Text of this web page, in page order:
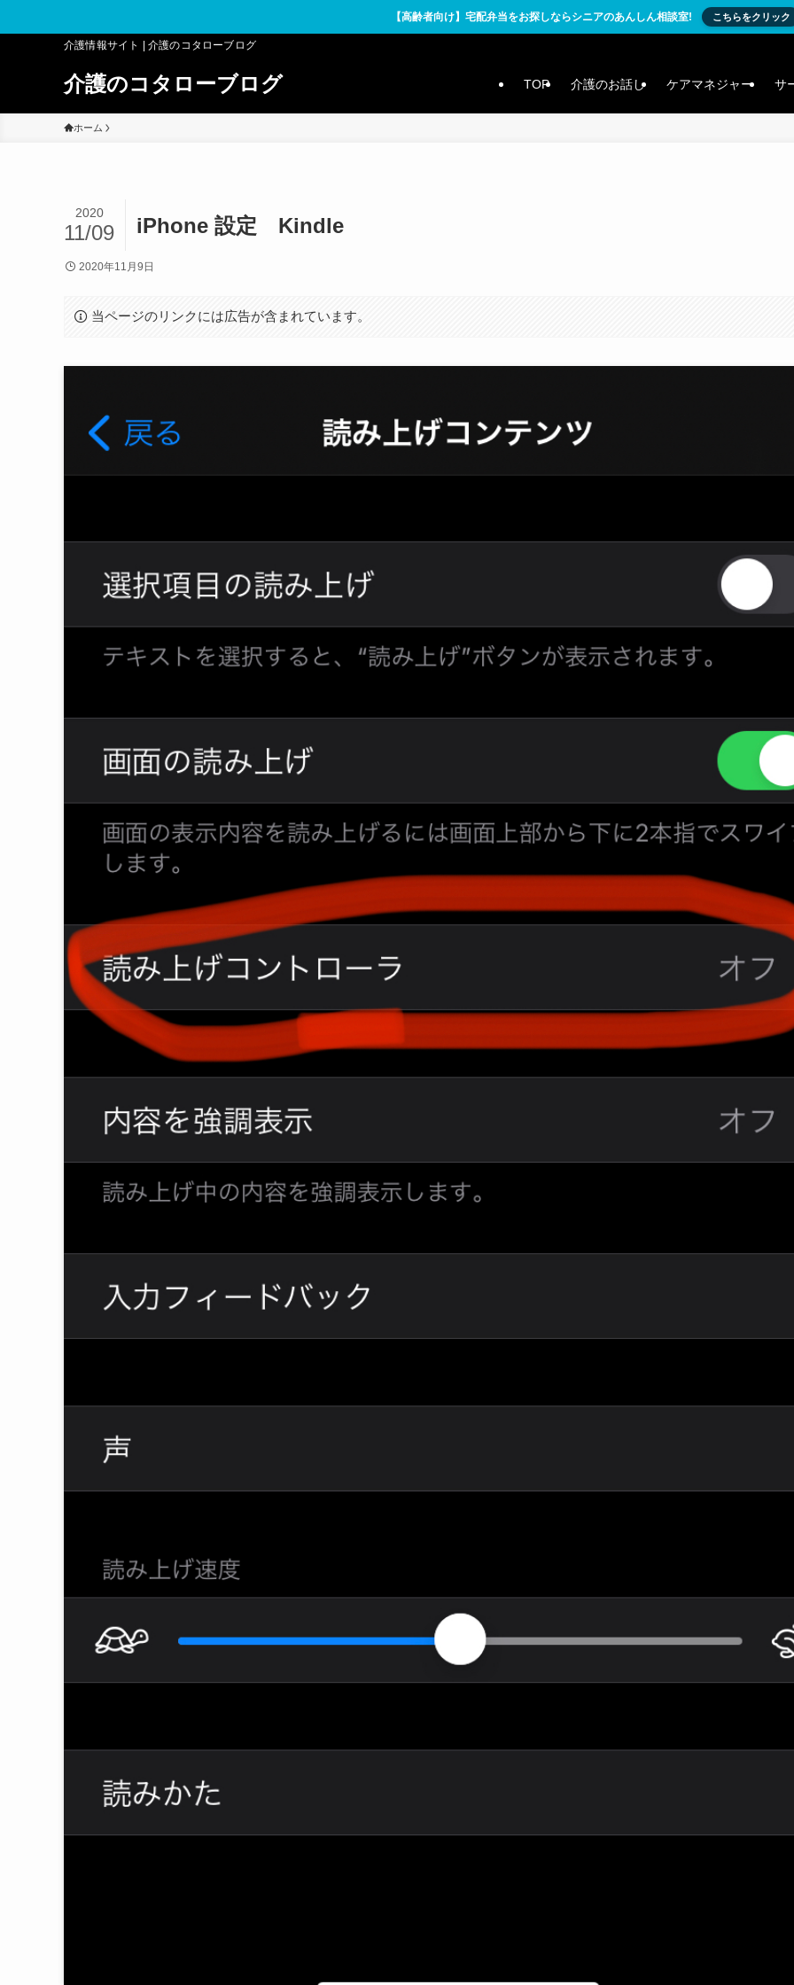
【高齢者向け】宅配弁当をお探しならシニアのあんしん相談室! こちらをクリック
介護情報サイト | 介護のコタローブログ
介護のコタローブログ TOP 介護のお話し ケアマネジャー サ
ホーム
iPhone 設定 Kindle
2020
11/09
2020年11月9日
当ページのリンクには広告が含まれています。